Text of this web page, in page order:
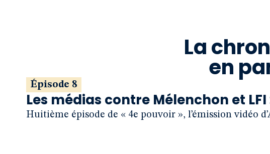
La
en
Épisode 8
Les médias contre Mélenchon et
Huitième épisode de « 4e pouvoir », l’émission vidéo